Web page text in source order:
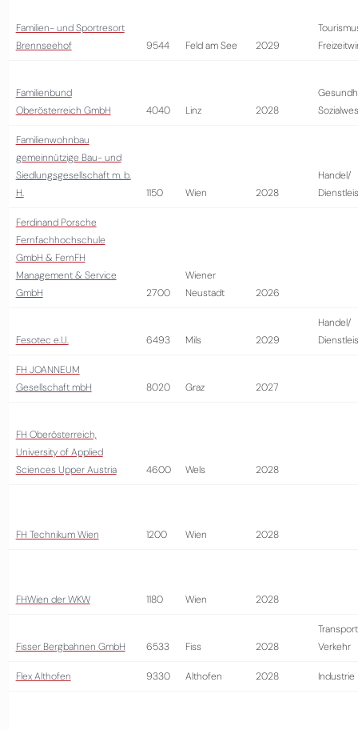
Familien- und Sportresort
Brennseehof
9544 Feld am See 2029
Familienbund
Oberösterreich GmbH
4040 Linz 2028
Familienwohnbau
gemeinnützige Bau- und
Siedlungsgesellschaft m. b.
H.
1150 Wien 2028
Handel/
Ferdinand Porsche
Fernfachhochschule
GmbH & FernFH
Management & Service
GmbH
2700
Wiener
Neustadt
2026
Fesotec e.U. 6493 Mils 2029
Handel/
FH JOANNEUM
Gesellschaft mbH
8020 Graz 2027
FH Oberösterreich,
University of Applied
Sciences Upper Austria
4600 Wels 2028
FH Technikum Wien 1200 Wien 2028
FHWien der WKW 1180 Wien 2028
Fisser Bergbahnen GmbH 6533 Fiss 2028
Verkehr
Flex Althofen 9330 Althofen 2028 Industrie